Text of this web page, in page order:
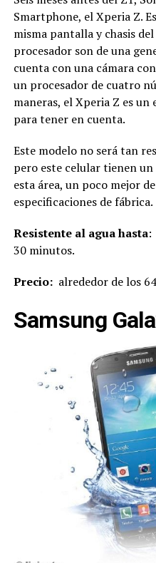
Smartphone, el Xperia Z.
misma pantalla y chasis
procesador son de una
cuenta con una cámara
un procesador de cuatro
maneras, el Xperia Z es
para tener en cuenta.
Este modelo no será tan
pero este celular tienen
esta área, un poco mejor
especificaciones de fábrica.
Resistente al agua hasta:
30 minutos.
Precio: alrededor de los
Samsung